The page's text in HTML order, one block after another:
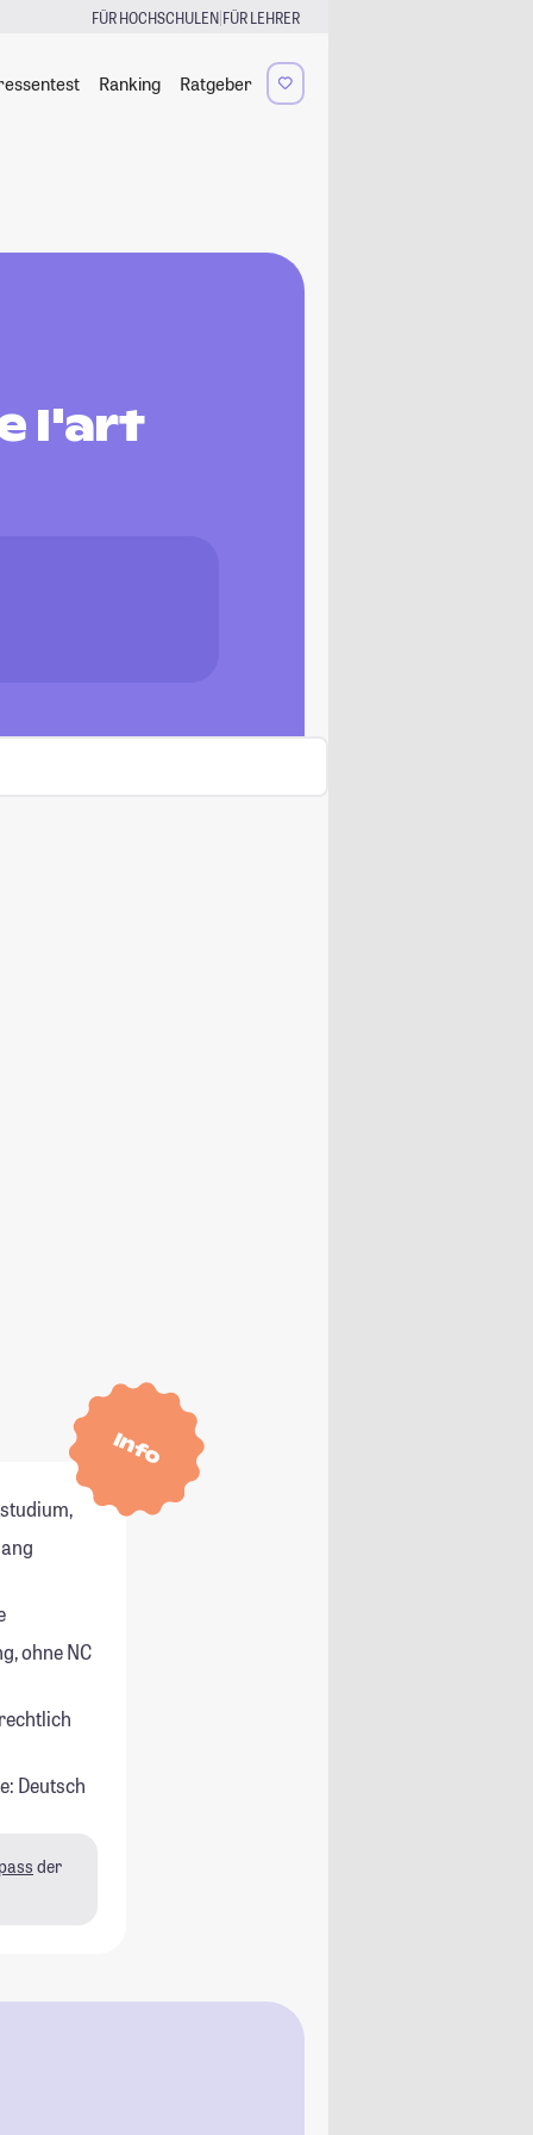
FÜR HOCHSCHULEN|FÜR LEHRER
Ranking Ratgeber
l'art
Info
ohne NC
Deutsch
der